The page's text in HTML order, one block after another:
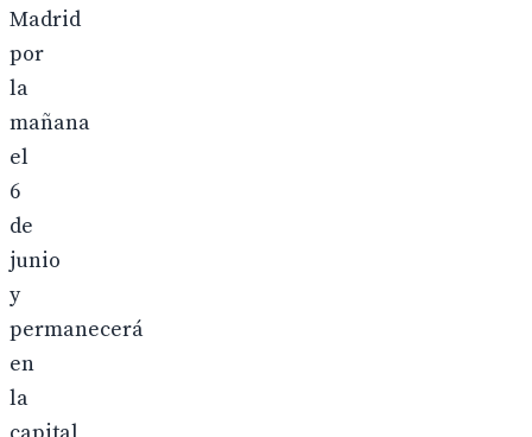
Madrid
por
la
mañana
el
6
de
junio
y
permanecerá
en
la